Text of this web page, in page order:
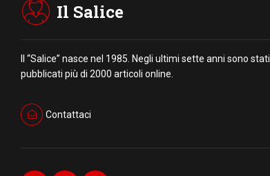
Il Salice
Il “Salice” nasce nel 1985. Negli ultimi sette anni sono stati
pubblicati più di 2000 articoli online.
Contattaci